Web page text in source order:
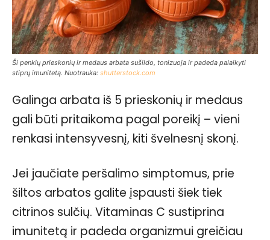
Ši penkių prieskonių ir medaus arbata sušildo, tonizuoja ir padeda palaikyti
stiprų imunitetą. Nuotrauka: shutterstock.com
Galinga arbata iš 5 prieskonių ir medaus
gali būti pritaikoma pagal poreikį – vieni
renkasi intensyvesnį, kiti švelnesnį skonį.
Jei jaučiate peršalimo simptomus, prie
šiltos arbatos galite įspausti šiek tiek
citrinos sulčių. Vitaminas C sustiprina
imunitetą ir padeda organizmui greičiau